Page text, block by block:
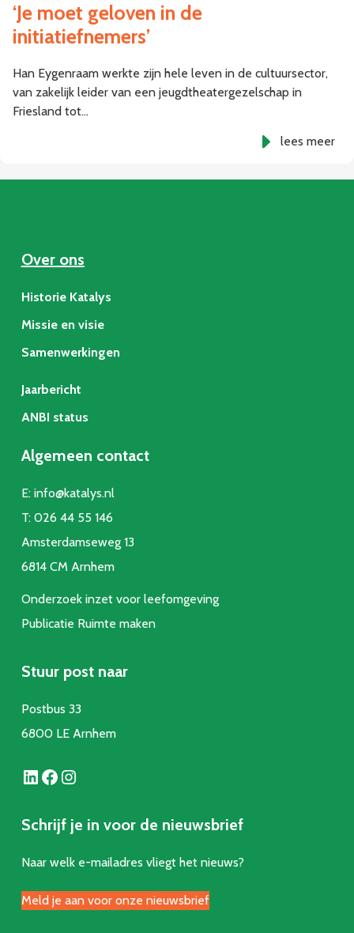
‘Je moet geloven in de
initiatiefnemers’
Han Eygenraam werkte zijn hele leven in de cultuursector,
van zakelijk leider van een jeugdtheatergezelschap in
Friesland tot…
lees meer
Over ons
Historie Katalys
Missie en visie
Samenwerkingen
Jaarbericht
ANBI status
Algemeen contact
E: info@katalys.nl
T: 026 44 55 146
Amsterdamseweg 13
6814 CM Arnhem
Onderzoek inzet voor leefomgeving
Publicatie Ruimte maken
Stuur post naar
Postbus 33
6800 LE Arnhem
LinkedIn Facebook Instagram
Schrijf je in voor de nieuwsbrief
Naar welk e-mailadres vliegt het nieuws?
Meld je aan voor onze nieuwsbrief